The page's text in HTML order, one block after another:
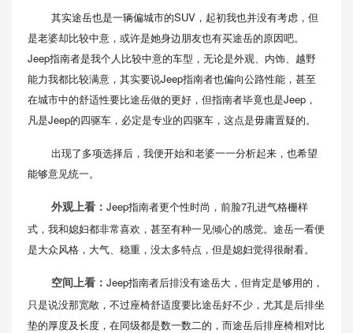
其实途岳也是一辆偏城市的SUV，起初我也并没有考虑，但
是老婆却比较中意，或许是她身边朋友也有买途岳的原因吧。
Jeep指南者是我个人比较中意的车型，无论是外观、内饰、越野
能力我都比较满意，其实要说Jeep指南者也偏向公路性能，甚至
在城市中的舒适性要比途岳做的更好，但指南者毕竟也是Jeep，
凡是Jeep的四驱车，必定是专业的四驱车，这点是毋庸置疑的。
出现了多项选择后，我便开始和老婆一一分析起来，也希望
能够意见统一。
外观上看： Jeep指南者更个性时尚，前脸7孔进气格栅样
式，我和媳妇都非常喜欢，甚至有种一见倾心的感觉。途岳一看便
是大众风格，大气、稳重，没太多特点，但是媳妇觉得很耐看。
空间上看： Jeep指南者后排没有途岳大，但肯定是够用的，
只是说没那宽敞，不过座椅舒适度要比途岳好不少，尤其是后排坐
垫的厚度及长度，在同级都是数一数二的，而途岳后排座椅相对比